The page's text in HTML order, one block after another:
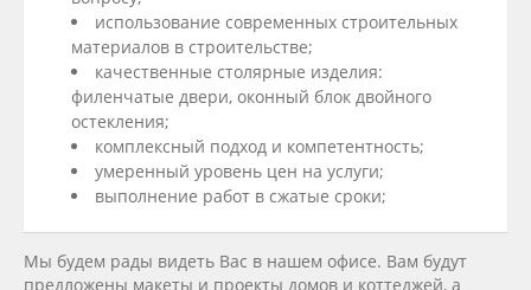
использование современных строительных
материалов в строительстве;
качественные столярные изделия:
филенчатые двери, оконный блок двойного
остекления;
комплексный подход и компетентность;
умеренный уровень цен на услуги;
выполнение работ в сжатые сроки;
Мы будем рады видеть Вас в нашем офисе. Вам будут
предложены макеты и проекты дoмов и коттеджей, а